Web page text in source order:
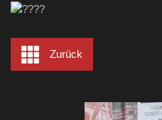
Zurück